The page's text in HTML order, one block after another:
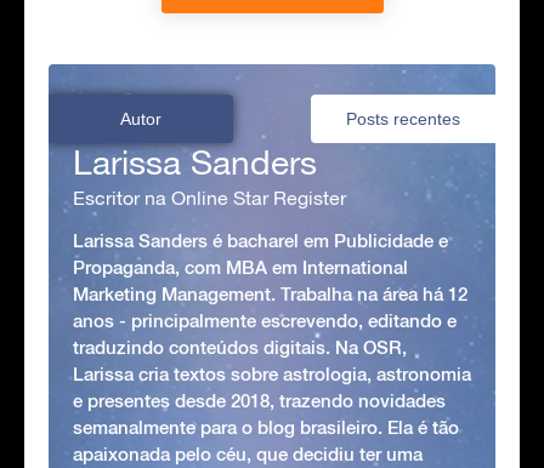
Autor Posts recentes
Larissa Sanders
Escritor na Online Star Register
Larissa Sanders é bacharel em Publicidade e
Propaganda, com MBA em International
Marketing Management. Trabalha na área há 12
anos - principalmente escrevendo, editando e
traduzindo conteúdos digitais. Na OSR,
Larissa cria textos sobre astrologia, astronomia
e presentes desde 2018, trazendo novidades
semanalmente para o blog brasileiro. Ela é tão
apaixonada pelo céu, que decidiu ter uma